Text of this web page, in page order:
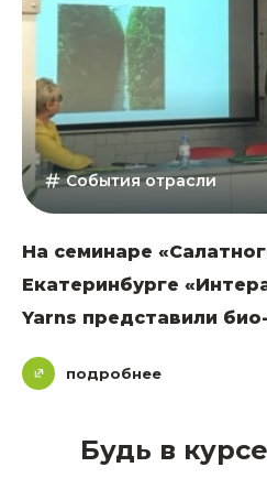
События отрасли
На семинаре
Екатеринбурге
Yarns представили
подробнее
Будь в